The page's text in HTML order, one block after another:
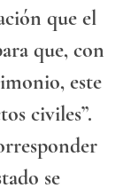
que el
que, con
este
civiles”.
se